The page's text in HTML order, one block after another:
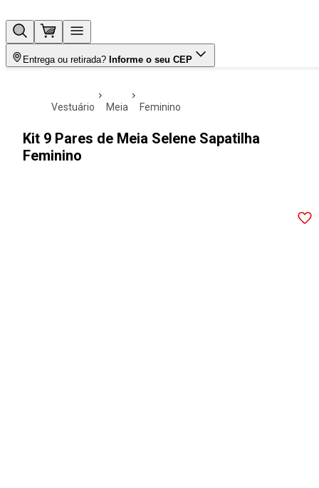
Entrega ou retirada? Informe o seu CEP
vestuário meia feminino
Kit 9 Pares de Meia Selene Sapatilha
Feminino